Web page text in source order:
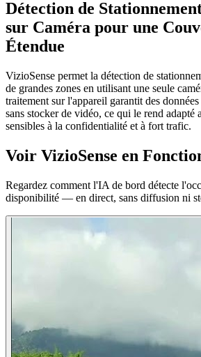
Détection de
sur Caméra pour une
Étendue
VizioSense permet la détection de
de grandes zones en utilisant une seule
traitement sur l'appareil garantit des
sans stocker de vidéo, ce qui le rend adapté
sensibles à la confidentialité et à fort trafic.
Voir VizioSense en
Regardez comment l'IA de bord détecte
disponibilité — en direct, sans diffusion ni